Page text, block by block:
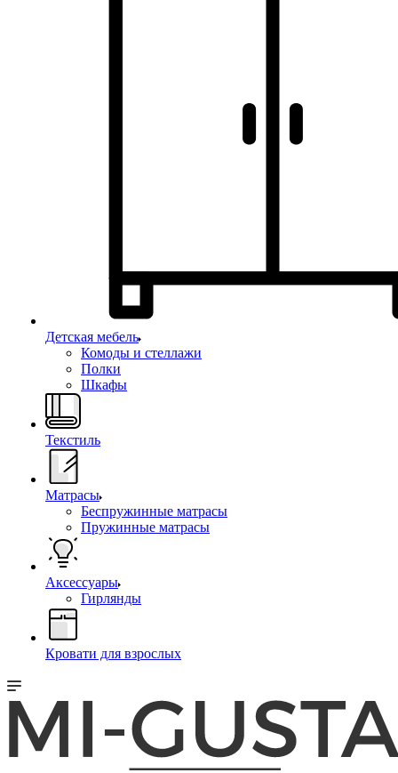
Детская мебель
Комоды и стеллажи
Полки
Шкафы
Текстиль
Матрасы
Беспружинные матрасы
Пружинные матрасы
Аксессуары
Гирлянды
Кровати для взрослых